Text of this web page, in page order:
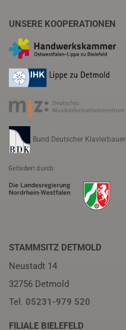
UNSERE KOOPERATIONEN
Bund Deutscher Klavierbauer
STAMMSITZ DETMOLD
Neustadt 14
32756 Detmold
Tel. 05231-979 520
FILIALE BIELEFELD